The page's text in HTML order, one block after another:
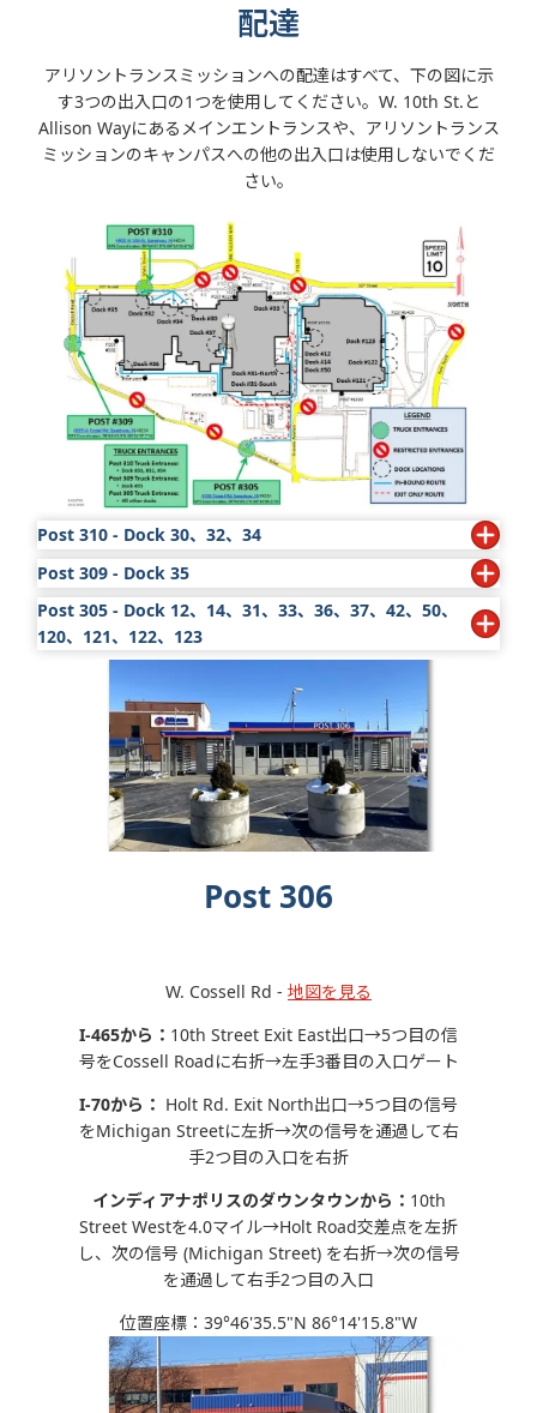
配達
アリソントランスミッションへの配達はすべて、下の図に示
す3つの出入口の1つを使用してください。W. 10th St.と
Allison Wayにあるメインエントランスや、アリソントランス
ミッションのキャンパスへの他の出入口は使用しないでくだ
さい。
Post 310 - Dock 30、32、34
(Main Street & W. 10th Street): 4900 W. 10th St.-
地図を
見る
Post 310からはCentral ShippingのDock 30、Dock 32、
Post 309 - Dock 35
4893 W. Cossell Rd.-地図を見る
Post 305 - Dock 12、14、31、33、36、37、42、50、
120、121、122、123
Post 305からはPlant 3 Dock 31-North、Dock 31-South、
Dock 33、Dock 36、Dock 37、Dock 42にアクセスできま
Plant 12/14/15 Dock 12、Dock 14、Dock 50、Dock
120、Dock 121、Dock 122、Dock 123.
Post 306
W. Cossell Rd - 地図を見る
I-465から ： 10th Street Exit East出口→5つ目の信
号をCossell Roadに右折→左手3番目の入口ゲート
I-70から： Holt Rd. Exit North出口→5つ目の信号
をMichigan Streetに左折→次の信号を通過して右
手2つ目の入口を右折
インディアナポリスのダウンタウンから ： 10th
Street Westを4.0マイル→Holt Road交差点を左折
し、次の信号 (Michigan Street) を右折→次の信号
を通過して右手2つ目の入口
位置座標：39°46'35.5"N 86°14'15.8"W